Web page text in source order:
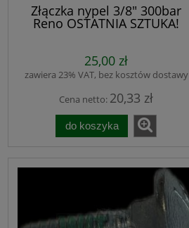
Złączka nypel 3/8" 300bar
Reno OSTATNIA SZTUKA!
25,00 zł
zawiera 23% VAT, bez kosztów dostawy
Cena netto: 20,33 zł
do koszyka